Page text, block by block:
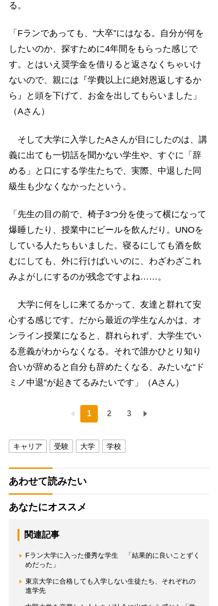
る。
「Fランであっても、“大卒”にはなる。自分が何を
したいのか、探すために4年間をもらった感じで
す。とはいえ奨学金を借りると返さなくちゃいけ
ないので、親には『学費以上に絶対恩返しするか
ら』と頭を下げて、お金を出してもらいました」
（Aさん）
そして大学に入学したAさんが目にしたのは、講
義に出ても一切話を聞かない学生や、すぐに「辞
める」と口にする学生たちで、実際、中退した同
級生も少なくなかったという。
「先生の目の前で、椅子3つ分を使って横になって
爆睡したり、授業中にビールを飲んだり。UNOを
している人たちもいました。寝るにしても酒を飲
むにしても、外に行けばいいのに、わざわざこれ
みよがしにするのが残念ですよね……。
大学に何をしに来てるかって、友達と群れて安
心する感じです。だから最近の学生なんかは、オ
ンライン授業になると、群れられず、大学生でい
る意義がわからなくなる。それで誰かひとり知り
合いが辞めると自分も辞めたくなる、みたいな“ド
ミノ中退”が起きてるみたいです」（Aさん）
1 2 3
キャリア 受験 大学 学校
あわせて読みたい
あなたにオススメ
関連記事
Fラン大学に入った優秀な学生 「結果的に良いことずく
めだった」
東京大学に合格しても入学しない生徒たち、それぞれの
進学先